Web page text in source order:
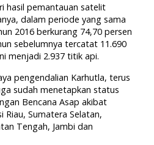
hasil pemantauan satelit
dalam periode yang sama
2016 berkurang 74,70 persen
sebelumnya tercatat 11.690
menjadi 2.937 titik api.
pengendalian Karhutla, terus
sudah menetapkan status
Bencana Asap akibat
Riau, Sumatera Selatan,
Tengah, Jambi dan